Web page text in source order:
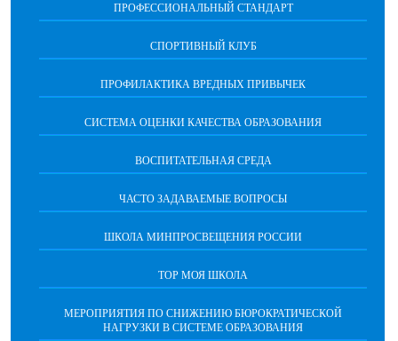
ПРОФЕССИОНАЛЬНЫЙ СТАНДАРТ
СПОРТИВНЫЙ КЛУБ
ПРОФИЛАКТИКА ВРЕДНЫХ ПРИВЫЧЕК
CИСТЕМА ОЦЕНКИ КАЧЕСТВА ОБРАЗОВАНИЯ
ВОСПИТАТЕЛЬНАЯ СРЕДА
ЧАСТО ЗАДАВАЕМЫЕ ВОПРОСЫ
ШКОЛА МИНПРОСВЕЩЕНИЯ РОССИИ
ТОР МОЯ ШКОЛА
МЕРОПРИЯТИЯ ПО СНИЖЕНИЮ БЮРОКРАТИЧЕСКОЙ
НАГРУЗКИ В СИСТЕМЕ ОБРАЗОВАНИЯ